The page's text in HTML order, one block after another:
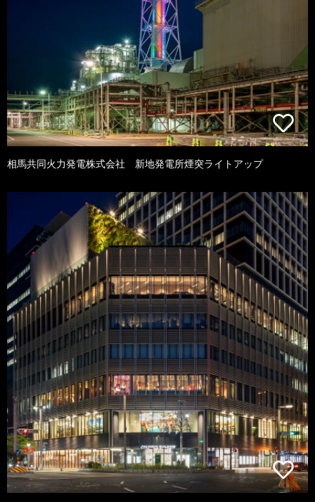
相馬共同火力発電株式会社 新地発電所煙突ライトアップ